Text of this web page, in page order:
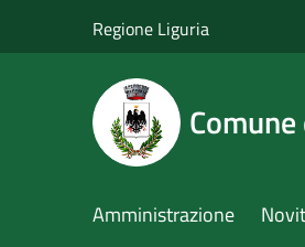
Regione Liguria
Amministrazione